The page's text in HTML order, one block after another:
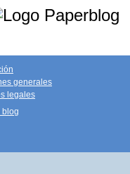
generales
legales
blog